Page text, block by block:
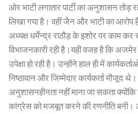
ओर भाटी लगातार पार्टी का अनुशासन
लिखा गया है। वहीं जैन और भाटी का आरोप
अध्यक्ष धर्मेन्द्र राठौड़ के इशोर पर काम
विभाजनकारी रही है।यही वजह है कि अजमेर
उपेक्षा हो रही है। उन्होंने हाल ही में
निष्ठावान और जिम्मेदार कार्यकर्ता मौजूद
अनुशासनहीनता नहीं माना जा सकता
कांग्रेस को मजबूत करने की रणनीति बनी।